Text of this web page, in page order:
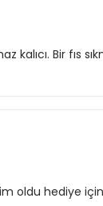
kalıcı. Bir fıs
oldu hediye